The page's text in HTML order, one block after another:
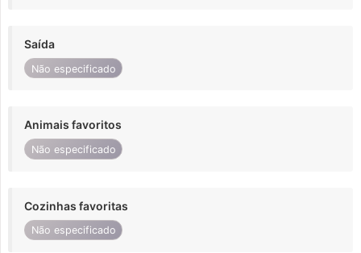
Saída
Não especificado
Animais favoritos
Não especificado
Cozinhas favoritas
Não especificado